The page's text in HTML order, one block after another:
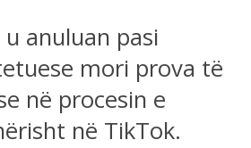
anuluan pasi
mori prova të
në procesin e
në TikTok.